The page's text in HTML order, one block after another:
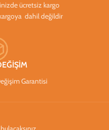
ücretsiz kargo
dahil değildir
Garantisi